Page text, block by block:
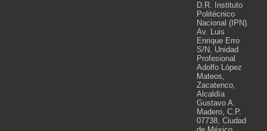
D.R. Instituto
Politécnico
Nacional (IPN).
Av. Luis
Enrique Erro
S/N, Unidad
Profesional
Adolfo López
Mateos,
Zacatenco,
Alcaldía
Gustavo A.
Madero, C.P.
07738, Ciudad